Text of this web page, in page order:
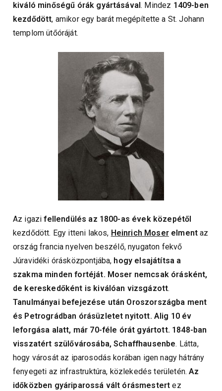
kiváló minőségű órák gyártásával. Mindez 1409-ben
kezdődött, amikor egy barát megépítette a St. Johann
templom ütőóráját.
Az igazifellendülés az 1800-as évek közepétől
kezdődött. Egy itteni lakos, Heinrich Moserelment az
ország francia nyelven beszélő, nyugaton fekvő
Júravidéki órásközpontjába, hogy elsajátítsa a
szakma minden fortéját. Moser nemcsak órásként,
de kereskedőként is kiválóan vizsgázott.
Tanulmányai befejezése után Oroszországba ment
és Petrográdban órásüzletet nyitott. Alig 10 év
leforgása alatt, már 70-féle órát gyártott. 1848-ban
visszatért szülővárosába, Schaffhausenbe. Látta,
hogy városát az iparosodás korában igen nagy hátrány
fenyegeti az infrastruktúra, közlekedés területén.Az
időközben gyáriparossá vált órásmestert ez